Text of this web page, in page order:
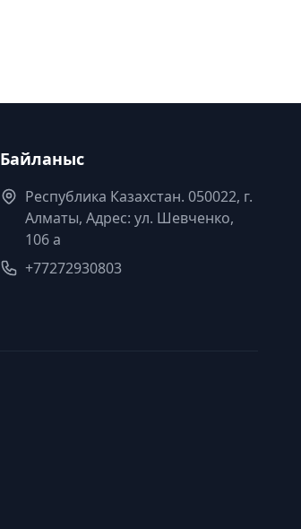
Байланыс
Республика Казахстан. 050022, г.
Алматы, Адрес: ул. Шевченко,
106 а
+77272930803